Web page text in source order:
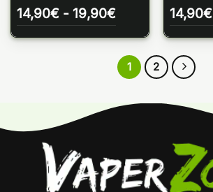
14,90€ - 19,90€Rango
de
precios:
desde
14,90€
hasta
14,90€
1 2